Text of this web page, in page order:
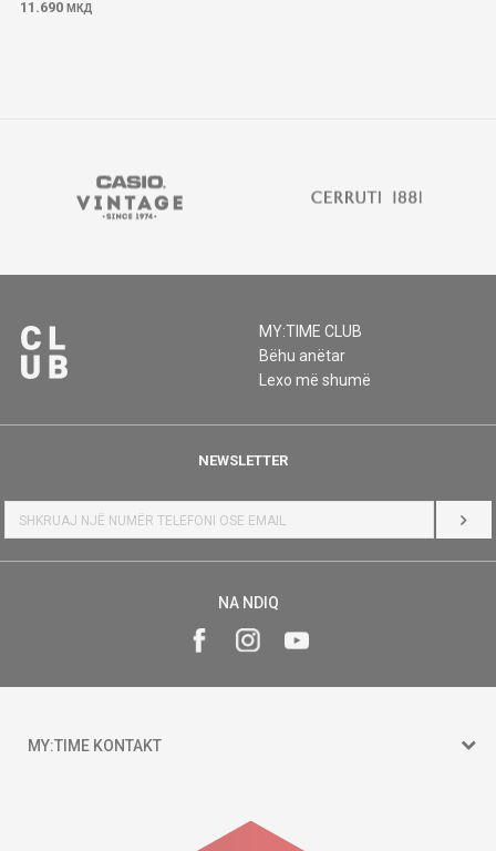
11.690 МКД
MY:TIME CLUB
Bëhu anëtar
Lexo më shumë
NEWSLETTER
HYR
NA NDIQ
MY:TIME KONTAKT
Goce Nikolovski 74 Shkup